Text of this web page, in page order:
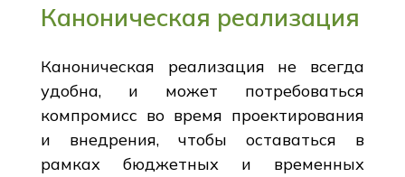
Каноническая реализация
Каноническая реализация не всегда
удобна, и может потребоваться
компромисс во время проектирования
и внедрения, чтобы оставаться в
рамках бюджетных и временных